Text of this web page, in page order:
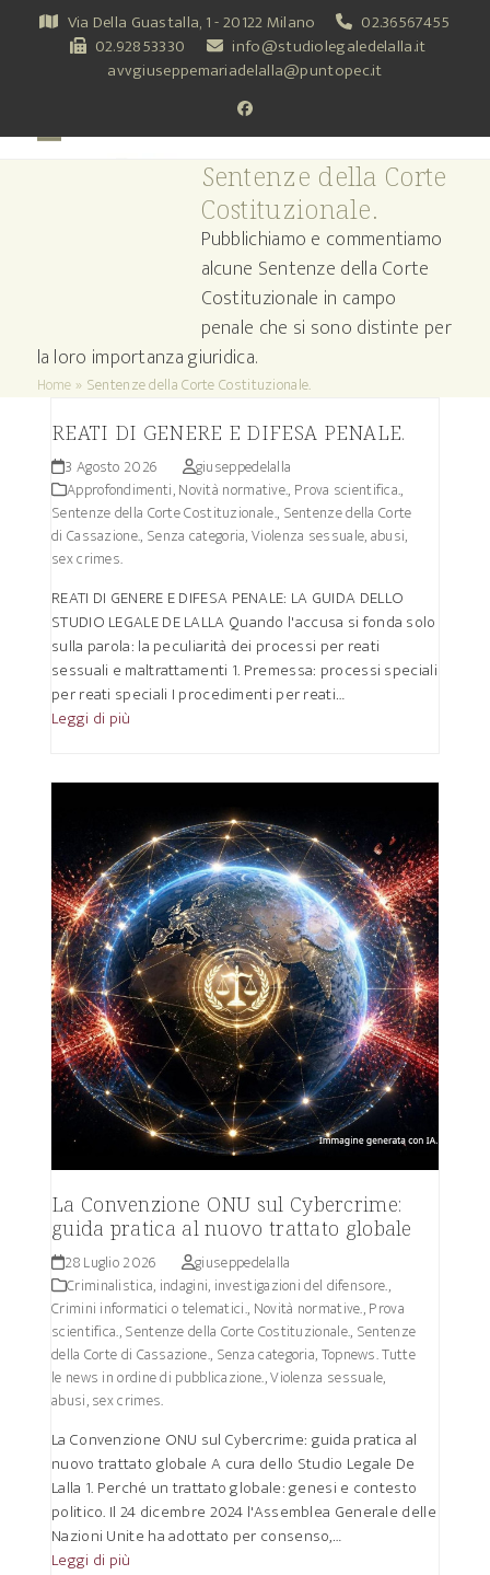
Via Della Guastalla, 1 - 20122 Milano
02.36567455
02.92853330
info@studiolegaledelalla.it
avvgiuseppemariadelalla@puntopec.it
Facebook
Sentenze della Corte
Costituzionale.
Pubblichiamo e commentiamo
alcune Sentenze della Corte
Costituzionale in campo
penale che si sono distinte per
la loro importanza giuridica.
Home » Sentenze della Corte Costituzionale.
REATI DI GENERE E DIFESA PENALE.
3 Agosto 2026
giuseppedelalla
Approfondimenti,Novità normative., Prova scientifica.,
Sentenze della Corte Costituzionale., Sentenze della Corte
di Cassazione., Senza categoria,Violenza sessuale, abusi,
sex crimes.
REATI DI GENERE E DIFESA PENALE: LA GUIDA DELLO
STUDIO LEGALE DE LALLA Quando l'accusa si fonda solo
sulla parola: la peculiarità dei processi per reati
sessuali e maltrattamenti 1. Premessa: processi speciali
per reati speciali I procedimenti per reati…
Leggi di più
La Convenzione ONU sul Cybercrime:
guida pratica al nuovo trattato globale
28 Luglio 2026
giuseppedelalla
Criminalistica, indagini, investigazioni del difensore.,
Crimini informatici o telematici., Novità normative.,Prova
scientifica.,Sentenze della Corte Costituzionale., Sentenze
della Corte di Cassazione., Senza categoria,Topnews. Tutte
le news in ordine di pubblicazione.,Violenza sessuale,
abusi, sex crimes.
La Convenzione ONU sul Cybercrime: guida pratica al
nuovo trattato globale A cura dello Studio Legale De
Lalla 1. Perché un trattato globale: genesi e contesto
politico. Il 24 dicembre 2024 l'Assemblea Generale delle
Nazioni Unite ha adottato per consenso,…
Leggi di più